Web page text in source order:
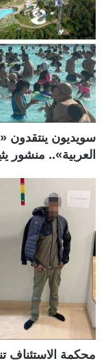
سويديون ينتقدون
العربية».. منشور
محكمة